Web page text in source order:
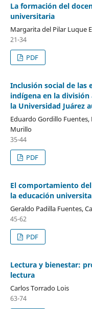
La formación del
universitaria
Margarita del Pilar Luque
21-34
PDF
Inclusión social de las
indígena en la división
la Universidad Juárez
Eduardo Gordillo
Murillo
35-44
PDF
El comportamiento
la educación
Geraldo Padilla Fuentes,
45-62
PDF
Lectura y bienestar:
lectura
Carlos Torrado Lois
63-74